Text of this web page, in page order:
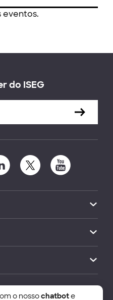
eventos.
do ISEG
of Economics and
o nossochatbote